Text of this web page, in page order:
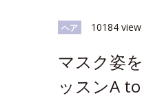
ヘア 10184 view
マスク姿
ッスンA